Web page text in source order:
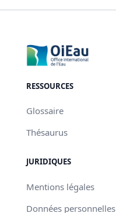
RESSOURCES
Glossaire
Thésaurus
JURIDIQUES
Mentions légales
Données personnelles